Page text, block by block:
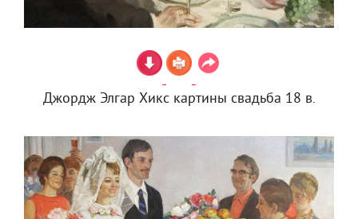
Джордж Элгар Хикс картины свадьба 18 в.